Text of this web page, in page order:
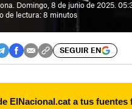
Domingo, 8 de junio de 2025.
de lectura: 8 minutos
SEGUIR EN
ElNacional.cat a tus fuentes